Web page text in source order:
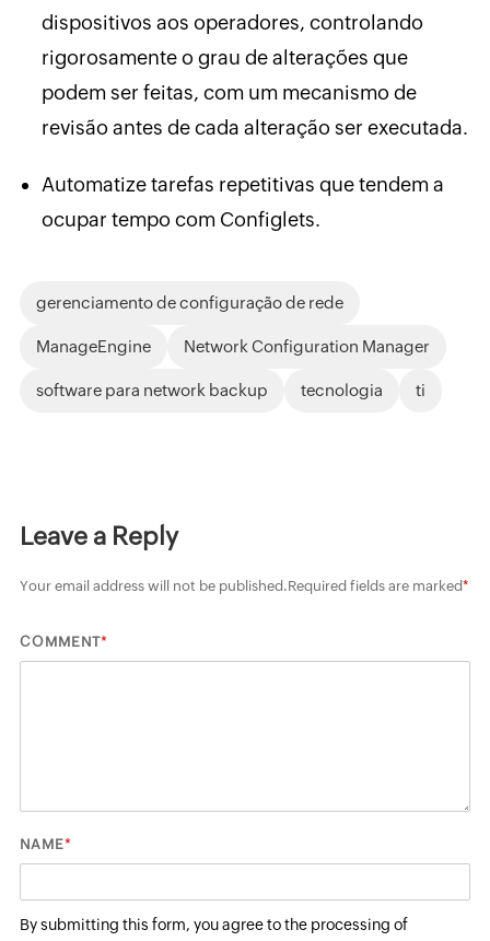
dispositivos aos operadores, controlando
rigorosamente o grau de alterações que
podem ser feitas, com um mecanismo de
revisão antes de cada alteração ser executada.
Automatize tarefas repetitivas que tendem a
ocupar tempo com Configlets.
gerenciamento de configuração de rede
ManageEngine Network Configuration Manager
software para network backup tecnologia ti
Leave a Reply
Your email address will not be published.Required fields are marked*
COMMENT*
NAME*
By submitting this form, you agree to the processing of